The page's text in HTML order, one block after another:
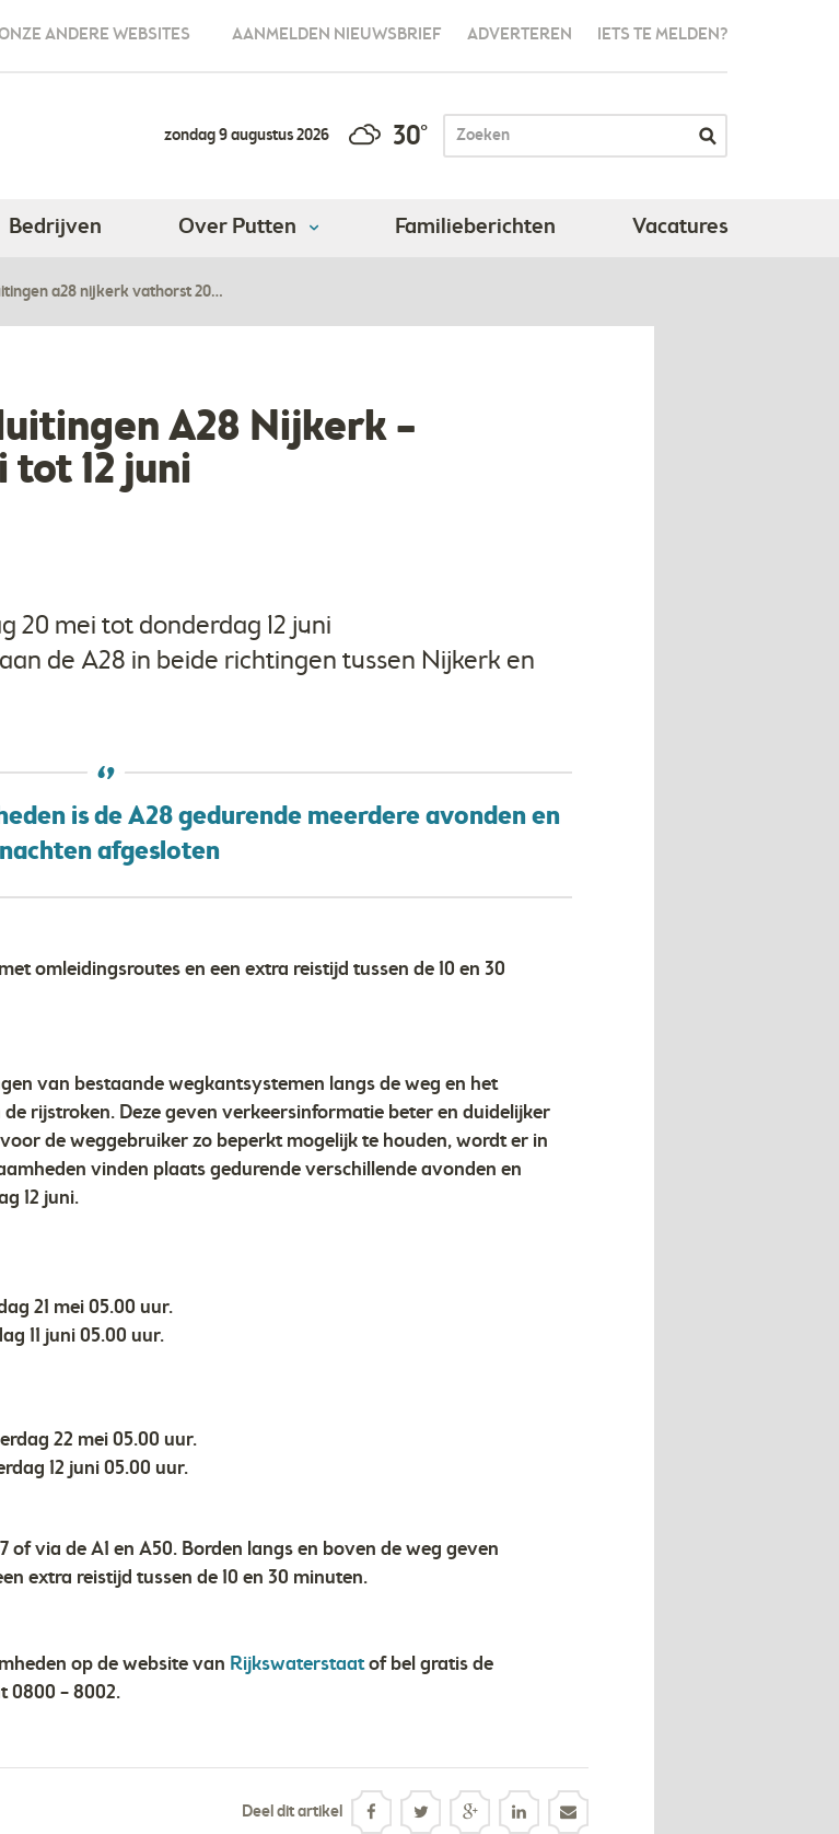
ANDERE WEBSITES AANMELDEN NIEUWSBRIEF ADVERTEREN IETS TE MELDEN?
zondag 9 augustus 2026 30°
Bedrijven Over Putten Familieberichten Vacatures
a28 nijkerk vathorst 20…
A28 Nijkerk –
12 juni
20 mei tot donderdag 12 juni
de A28 in beide richtingen tussen Nijkerk en
is de A28 gedurende meerdere avonden en
nachten afgesloten
omleidingsroutes en een extra reistijd tussen de 10 en 30
van bestaande wegkantsystemen langs de weg en het
rijstroken. Deze geven verkeersinformatie beter en duidelijker
de weggebruiker zo beperkt mogelijk te houden, wordt er in
vinden plaats gedurende verschillende avonden en
12 juni.
21 mei 05.00 uur.
11 juni 05.00 uur.
22 mei 05.00 uur.
12 juni 05.00 uur.
via de A1 en A50. Borden langs en boven de weg geven
extra reistijd tussen de 10 en 30 minuten.
op de website van Rijkswaterstaatof bel gratis de
0800 – 8002.
Deel dit artikel